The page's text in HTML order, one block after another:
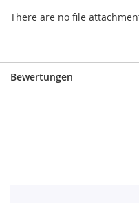
There are no file
Bewertungen